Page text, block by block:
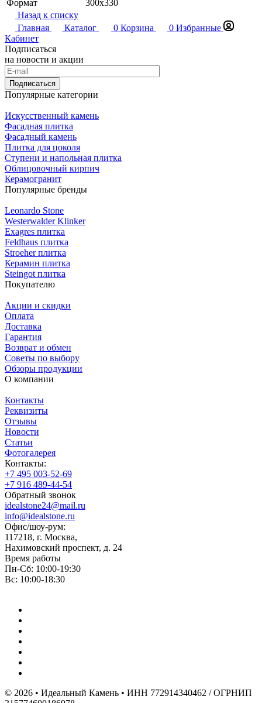
Формат
300x330
Назад к списку
Главная
Каталог 0 Корзина 0 Избранные
Кабинет
Подписаться
на новости и акции
Подписаться
Популярные категории
Искусственный камень
Фасадная плитка
Фасадный камень
Плитка для цоколя
Ступени и напольная плитка
Облицовочный кирпич
Керамогранит
Популярные бренды
Leonardo Stone
Westerwalder Klinker
Exagres плитка
Feldhaus плитка
Stroeher плитка
Керамин плитка
Steingot плитка
Покупателю
Акции и скидки
Оплата
Доставка
Гарантия
Возврат и обмен
Советы по выбору
Обзоры продукции
О компании
Контакты
Реквизиты
Отзывы
Новости
Статьи
Фотогалерея
Контакты:
+7 495 003-52-69
+7 916 489-44-54
Обратный звонок
idealstone24@mail.ru
info@idealstone.ru
Офис/шоу-рум:
117218, г. Москва,
Нахимовский проспект, д. 24
Время работы
Пн-Сб: 10:00-19:30
Вс: 10:00-18:30
© 2026 • Идеальный Камень • ИНН 772914340462 / ОГРНИП